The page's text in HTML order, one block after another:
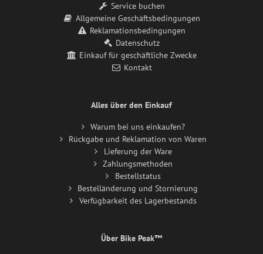
Service buchen
Allgemeine Geschäftsbedingungen
Reklamationsbedingungen
Datenschutz
Einkauf für geschäftliche Zwecke
Kontakt
Alles über den Einkauf
Warum bei uns einkaufen?
Rückgabe und Reklamation von Waren
Lieferung der Ware
Zahlungsmethoden
Bestellstatus
Bestelländerung und Stornierung
Verfügbarkeit des Lagerbestands
Über Bike Peak™